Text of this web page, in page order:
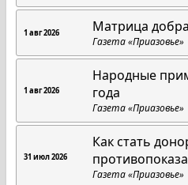
1 авг 2026 Матрица
Газета «Приазовье»
1 авг 2026
Народные
года
Газета «Приазовье»
31 июл 2026
Как стать
Газета «Приазовье»